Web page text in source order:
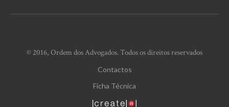
© 2016, Ordem dos Advogados. Todos os direitos reservados
Contactos
Ficha Técnica